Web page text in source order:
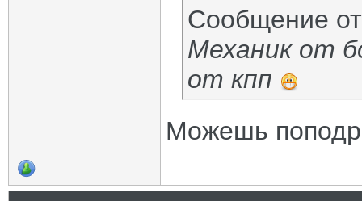
Сообщение
Механик от
от кпп
Можешь